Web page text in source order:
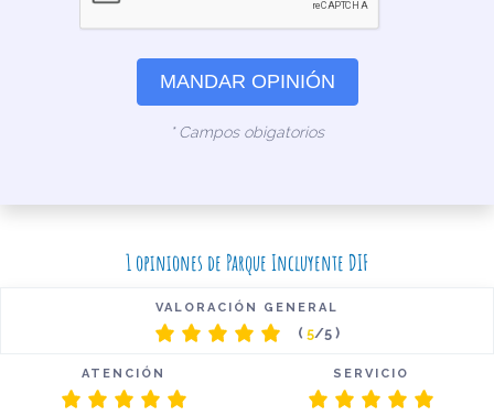
MANDAR OPINIÓN
* Campos obigatorios
1 opiniones de Parque Incluyente DIF
VALORACIÓN GENERAL
( 5/5 )
ATENCIÓN SERVICIO